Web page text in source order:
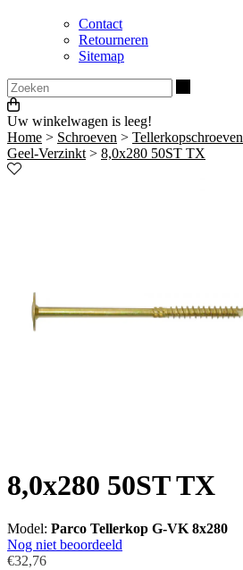
Contact
Retourneren
Sitemap
Uw winkelwagen is leeg!
Home > Schroeven > Tellerkopschroeven
Geel-Verzinkt > 8,0x280 50ST TX
8,0x280 50ST TX
Model: Parco Tellerkop G-VK 8x280
Nog niet beoordeeld
€32,76